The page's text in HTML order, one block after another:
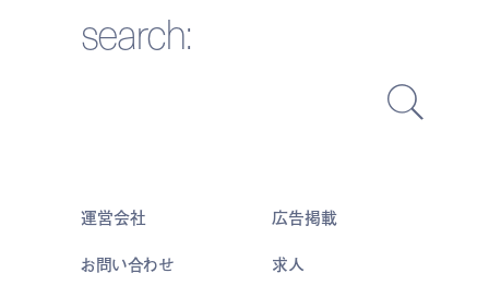
search:
運営会社
広告掲載
お問い合わせ
求人